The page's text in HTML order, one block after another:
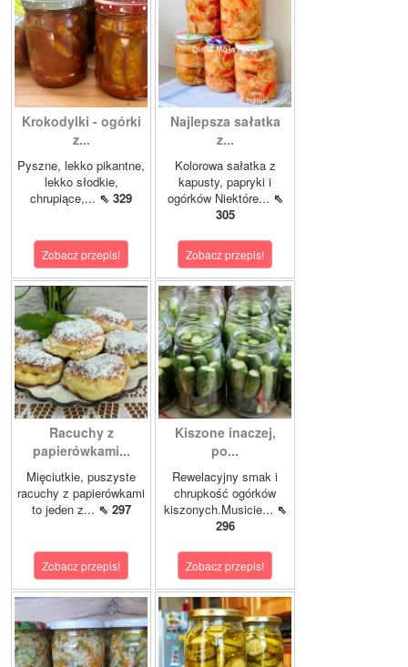
Krokodylki - ogórki
z...
Pyszne, lekko pikantne,
lekko słodkie,
chrupiące,... ⇖ 329
Zobacz przepis!
Najlepsza sałatka
z...
Kolorowa sałatka z
kapusty, papryki i
ogórków Niektóre... ⇖
305
Zobacz przepis!
Racuchy z
papierówkami...
Mięciutkie, puszyste
racuchy z papierówkami
to jeden z... ⇖ 297
Zobacz przepis!
Kiszone inaczej,
po...
Rewelacyjny smak i
chrupkość ogórków
kiszonych.Musicie... ⇖
296
Zobacz przepis!